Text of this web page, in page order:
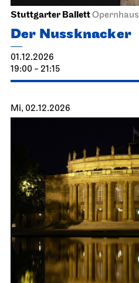
Stuttgarter BallettOpernhaus
Der Nussknacker
01.12.2026
19:00 - 21:15
Mi, 02.12.2026